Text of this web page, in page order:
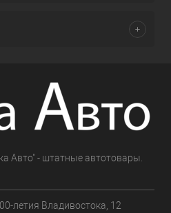
Авто" - штатные автотовары.
летия Владивостока, 12